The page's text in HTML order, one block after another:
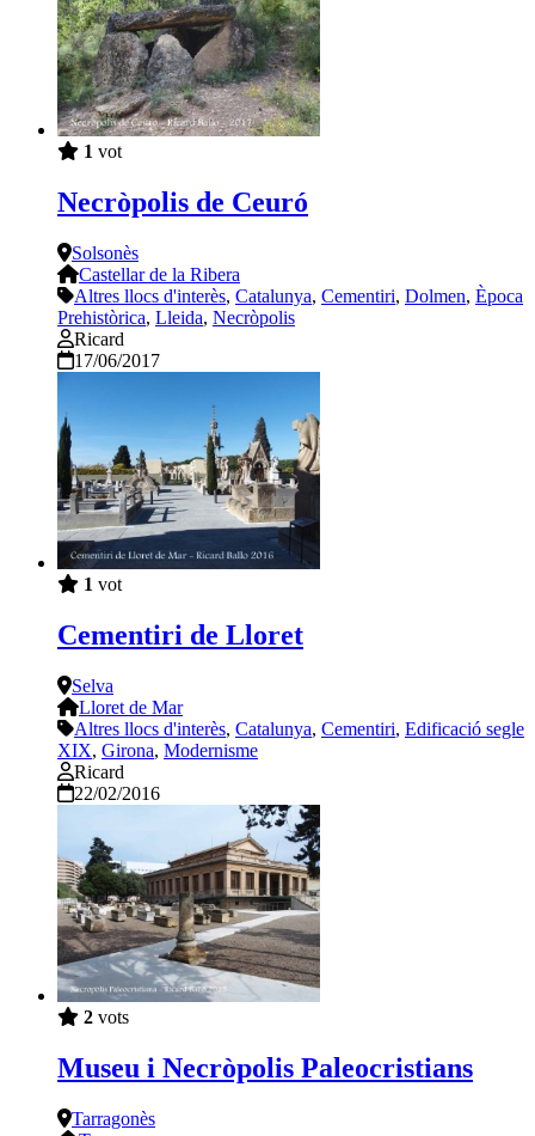
1 vot
Necròpolis de Ceuró
Solsonès
Castellar de la Ribera
Altres llocs d'interès, Catalunya, Cementiri, Dolmen, Època
Prehistòrica, Lleida, Necròpolis
Ricard
17/06/2017
1 vot
Cementiri de Lloret
Selva
Lloret de Mar
Altres llocs d'interès, Catalunya, Cementiri, Edificació segle
XIX, Girona, Modernisme
Ricard
22/02/2016
2 vots
Museu i Necròpolis Paleocristians
Tarragonès